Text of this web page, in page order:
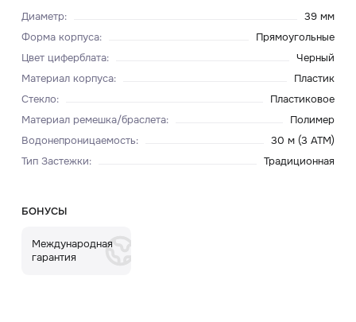
Диаметр:
39 мм
Форма корпуса:
Прямоугольные
Цвет циферблата:
Черный
Материал корпуса:
Пластик
Стекло:
Пластиковое
Материал ремешка/браслета:
Полимер
Водонепроницаемость:
30 м (3 ATM)
Тип Застежки: Традиционная
БОНУСЫ
Международная
гарантия